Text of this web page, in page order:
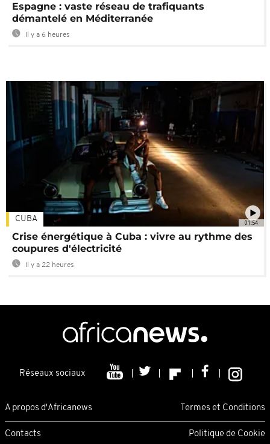
Espagne : vaste réseau de trafiquants
démantelé en Méditerranée
Il y a 6 heures
01:54
CUBA
Crise énergétique à Cuba : vivre au rythme des
coupures d'électricité
Il y a 22 heures
Réseaux sociaux
A propos d'Africanews Termes et Conditions
Contacts Politique de Cookie